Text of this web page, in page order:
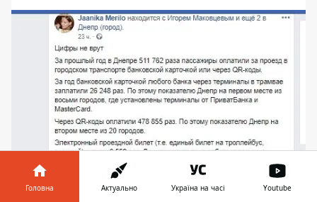
Головна Актуально Україна на часі Youtube